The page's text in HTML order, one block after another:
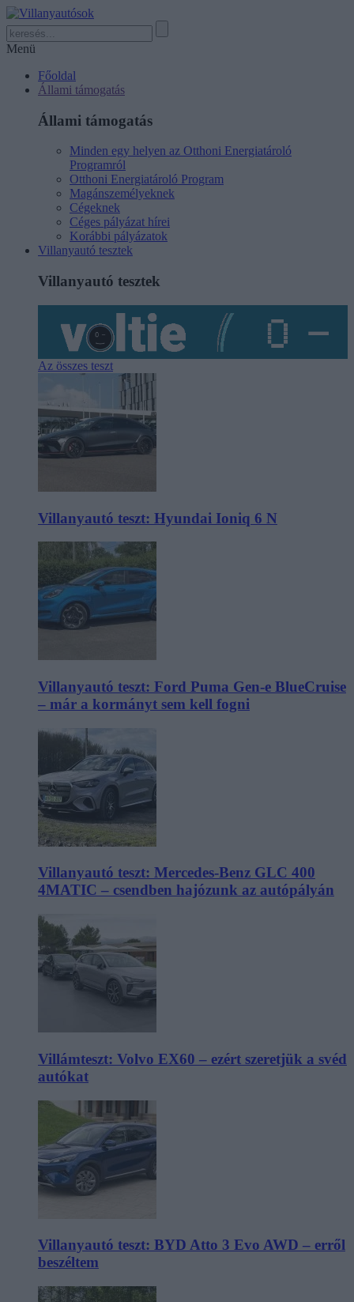
Menü
Főoldal
Állami támogatás
Állami támogatás
Minden egy helyen az Otthoni Energiatároló
Programról
Otthoni Energiatároló Program
Magánszemélyeknek
Cégeknek
Céges pályázat hírei
Korábbi pályázatok
Villanyautó tesztek
Villanyautó tesztek
Az összes teszt
Villanyautó teszt: Hyundai Ioniq 6 N
Villanyautó teszt: Ford Puma Gen-e BlueCruise
– már a kormányt sem kell fogni
Villanyautó teszt: Mercedes-Benz GLC 400
4MATIC – csendben hajózunk az autópályán
Villámteszt: Volvo EX60 – ezért szeretjük a svéd
autókat
Villanyautó teszt: BYD Atto 3 Evo AWD – erről
beszéltem